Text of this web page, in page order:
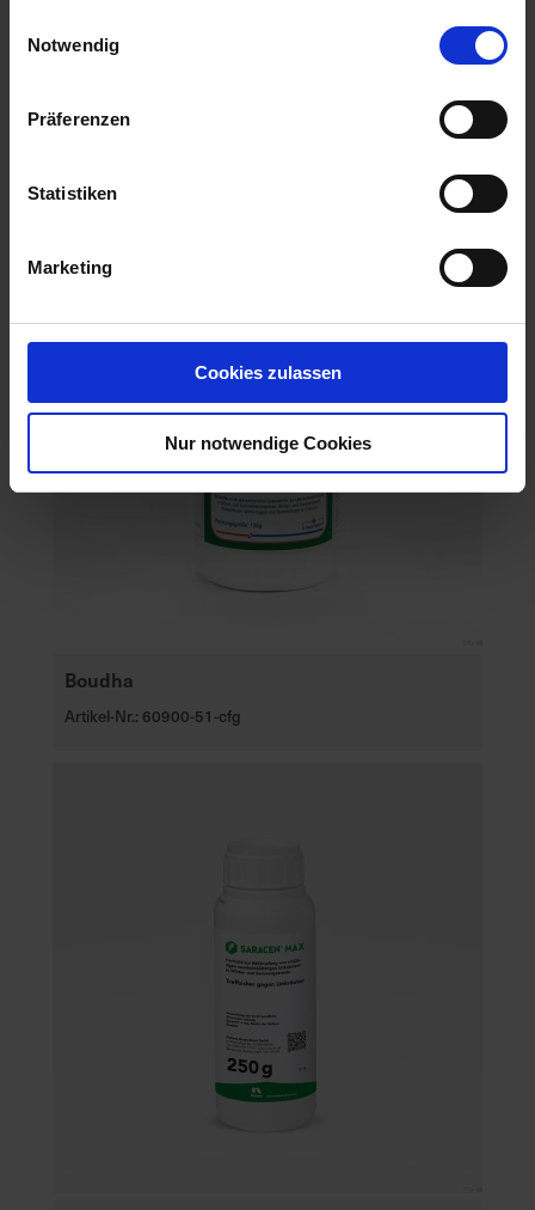
Notwendig
Präferenzen
Statistiken
Marketing
Cookies zulassen
Nur notwendige Cookies
Dirigent SX
Boudha
Artikel-Nr.: 60900-51-cfg